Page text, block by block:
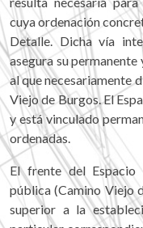
cuya ordenación
Detalle. Dicha vía
asegura su
al que necesariamente
Viejo de Burgos. El
y está vinculado
ordenadas.
El frente del
pública (Camino Viejo
superior a la